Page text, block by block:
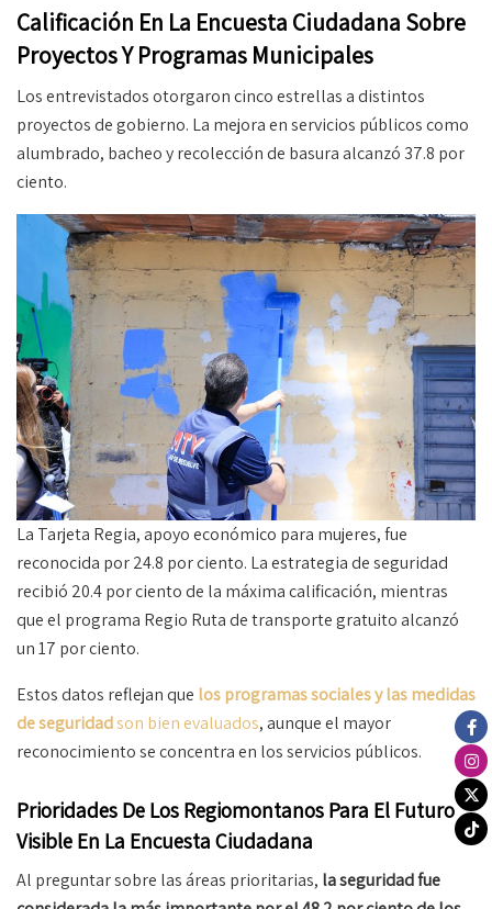
Calificación En La Encuesta Ciudadana Sobre
Proyectos Y Programas Municipales
Los entrevistados otorgaron cinco estrellas a distintos
proyectos de gobierno. La mejora en servicios públicos como
alumbrado, bacheo y recolección de basura alcanzó 37.8 por
ciento.
La Tarjeta Regia, apoyo económico para mujeres, fue
reconocida por 24.8 por ciento. La estrategia de seguridad
recibió 20.4 por ciento de la máxima calificación, mientras
que el programa Regio Ruta de transporte gratuito alcanzó
un 17 por ciento.
Estos datos reflejan que los programas sociales y las medidas
de seguridadson bien evaluados, aunque el mayor
reconocimiento se concentra en los servicios públicos.
Prioridades De Los Regiomontanos Para El Futuro
Visible En La Encuesta Ciudadana
Al preguntar sobre las áreas prioritarias, la seguridad fue